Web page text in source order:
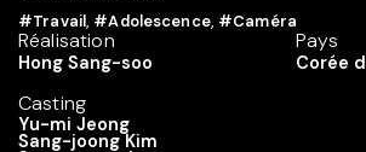
#Travail, #Adolescence, #Caméra
Réalisation
Hong Sang-soo
Casting
Yu-mi Jeong
Sang-joong Kim
Pays
Corée